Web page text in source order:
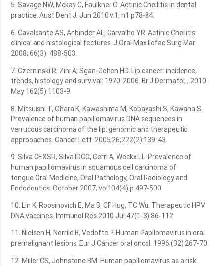
5. Savage NW, Mckay C, Faulkner C. Actinic Cheilitis in dental
practice. Aust Dent J; Jun 2010 v.1, n1 p78-84.
6. Cavalcante AS, Anbinder AL; Carvalho YR. Actinic Cheilitis:
clinical and histological fectures. J Oral Maxillofac Surg Mar
2008; 66(3): 488-503.
7. Czerninski R; Zini A; Sgan-Cohen HD. Lip cancer: incidence,
trends, histology and survival: 1970-2006. Br J Dermatol; , 2010
May 162(5):1103-9.
8. Mitsuishi T, Ohara K, Kawashima M, Kobayashi S, Kawana S.
Prevalence of human papillomavirus DNA sequences in
verrucous carcinoma of the lip: genomic and therapeutic
approoaches. Cancer Lett. 2005;26;222(2):139-43.
9. Silva CEXSR, Silva IDCG, Cerri A, Weckx LL. Prevalence of
human papillomavírus in squamous cell carcinoma of
tongue.Oral Medicine, Oral Pathology, Oral Radiology and
Endodontics. October 2007; vol104(4) p 497-500
10. Lin K, Roosinovich E, Ma B, CF Hug, TC Wu. Therapeutic HPV
DNA vaccines. Immunol Res 2010 Jul.47(1-3):86-112
11. Nielsen H, Norrild B, Vedofte P. Human Papilomavirus in oral
premalignant lesions. Eur J Cancer oral oncol. 1996;(32) 267-70.
12. Miller CS, Johnstone BM. Human papillomavirus as a risk